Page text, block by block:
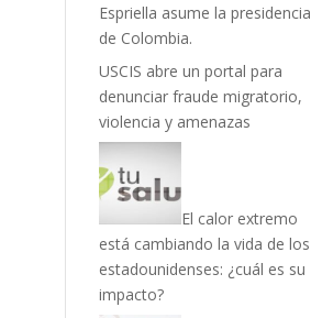
Espriella asume la presidencia
de Colombia.
USCIS abre un portal para
denunciar fraude migratorio,
violencia y amenazas
El calor extremo
está cambiando la vida de los
estadounidenses: ¿cuál es su
impacto?